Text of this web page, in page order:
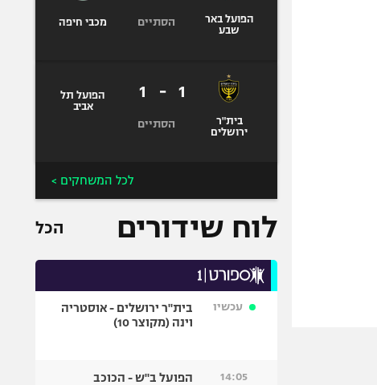
הפועל באר
שבע
הסתיים מכבי חיפה
בית"ר
ירושלים
1
-
1
הסתיים
לכל המשחקים >
לוח שידורים הכל
עכשיו
בית"ר ירושלים - אוסטריה
וינה (מקוצר 10)
14:05
הפועל ב"ש - הכוכב